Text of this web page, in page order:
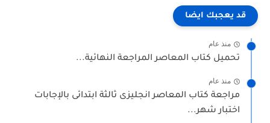
قد يعجبك ايضا
منذ عام
تحميل كتاب المعاصر المراجعة النهائية...
منذ عام
مراجعة كتاب المعاصر انجليزى ثالثة ابتدائى بالإجابات
اختبار شهر...